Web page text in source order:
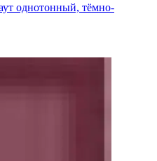
однотонный, тёмно-